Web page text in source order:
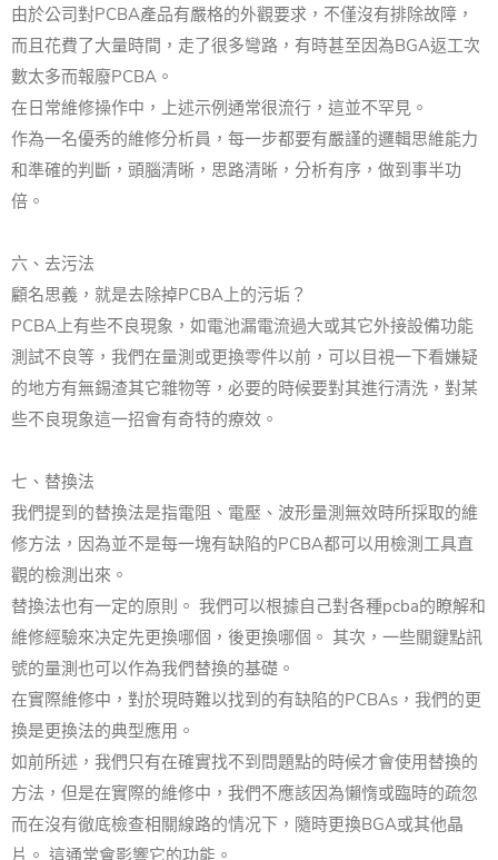
由於公司對PCBA產品有嚴格的外觀要求，不僅沒有排除故障，
而且花費了大量時間，走了很多彎路，有時甚至因為BGA返工次
數太多而報廢PCBA。
在日常維修操作中，上述示例通常很流行，這並不罕見。
作為一名優秀的維修分析員，每一步都要有嚴謹的邏輯思維能力
和準確的判斷，頭腦清晰，思路清晰，分析有序，做到事半功
倍。
六、去污法
顧名思義，就是去除掉PCBA上的污垢？
PCBA上有些不良現象，如電池漏電流過大或其它外接設備功能
測試不良等，我們在量測或更換零件以前，可以目視一下看嫌疑
的地方有無錫渣其它雜物等，必要的時候要對其進行清洗，對某
些不良現象這一招會有奇特的療效。
七、替換法
我們提到的替換法是指電阻、電壓、波形量測無效時所採取的維
修方法，因為並不是每一塊有缺陷的PCBA都可以用檢測工具直
觀的檢測出來。
替換法也有一定的原則。 我們可以根據自己對各種pcba的瞭解和
維修經驗來决定先更換哪個，後更換哪個。 其次，一些關鍵點訊
號的量測也可以作為我們替換的基礎。
在實際維修中，對於現時難以找到的有缺陷的PCBAs，我們的更
換是更換法的典型應用。
如前所述，我們只有在確實找不到問題點的時候才會使用替換的
方法，但是在實際的維修中，我們不應該因為懶惰或臨時的疏忽
而在沒有徹底檢查相關線路的情况下，隨時更換BGA或其他晶
片。 這通常會影響它的功能。